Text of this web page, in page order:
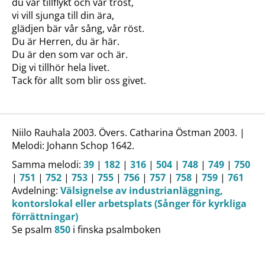
vi vill sjunga till din ära,
glädjen bär vår sång, vår röst.
Du är Herren, du är här.
Du är den som var och är.
Dig vi tillhör hela livet.
Tack för allt som blir oss givet.
Niilo Rauhala 2003. Övers. Catharina Östman 2003. |
Melodi: Johann Schop 1642.
Samma melodi: 39 | 182 | 316 | 504 | 748 | 749 | 750
| 751 | 752 | 753 | 755 | 756 | 757 | 758 | 759 | 761
Avdelning: Välsignelse av industrianläggning,
kontorslokal eller arbetsplats (Sånger för kyrkliga
förrättningar)
Se psalm 850 i finska psalmboken